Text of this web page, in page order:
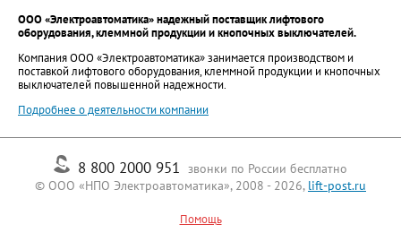
ООО «Электроавтоматика» надежный поставщик лифтового
оборудования, клеммной продукции и кнопочных выключателей.
Компания ООО «Электроавтоматика» занимается производством и
поставкой лифтового оборудования, клеммной продукции и кнопочных
выключателей повышенной надежности.
Подробнее о деятельности компании
8 800 2000 951 звонки по России бесплатно
© ООО «НПО Электроавтоматика», 2008 - 2026, lift-post.ru
Помощь